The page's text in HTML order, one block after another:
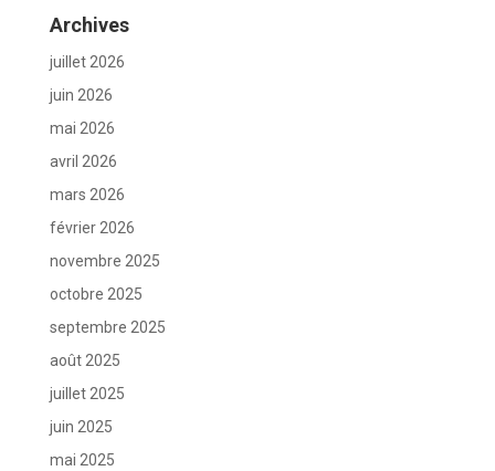
Archives
juillet 2026
juin 2026
mai 2026
avril 2026
mars 2026
février 2026
novembre 2025
octobre 2025
septembre 2025
août 2025
juillet 2025
juin 2025
mai 2025